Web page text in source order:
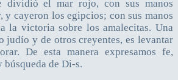
dividió el mar rojo, con sus manos
y cayeron los egipcios; con sus manos
la victoria sobre los amalecitas. Una
judío y de otros creyentes, es levantar
De esta manera expresamos fe,
búsqueda de Di-s.